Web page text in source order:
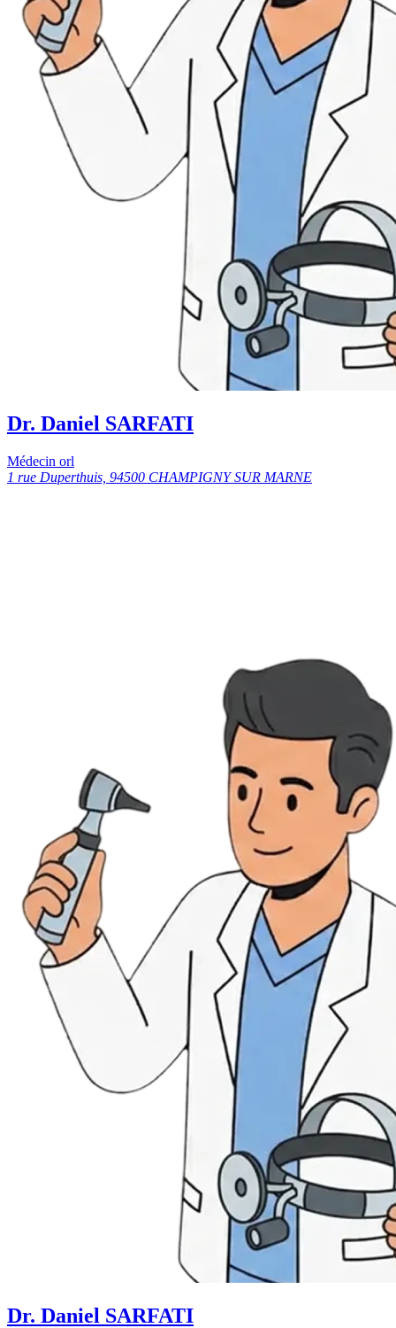
Dr. Daniel SARFATI
Médecin orl
1 rue Duperthuis, 94500 CHAMPIGNY SUR MARNE
Dr. Daniel SARFATI